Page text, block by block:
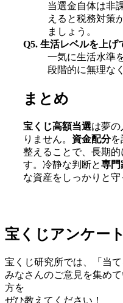
当選金自体は非
えると税務対策
ましょう。
Q5. 生活レベルを上げ
一気に生活水準
段階的に無理な
まとめ
宝くじ高額当選は夢
りません。 資金配分を
整えることで、長期
す。冷静な判断と専門
な資産をしっかりと守
宝くじアンケー
宝くじ研究所では、「当
みなさんのご意見を集め
方を
ぜひ教えてください！